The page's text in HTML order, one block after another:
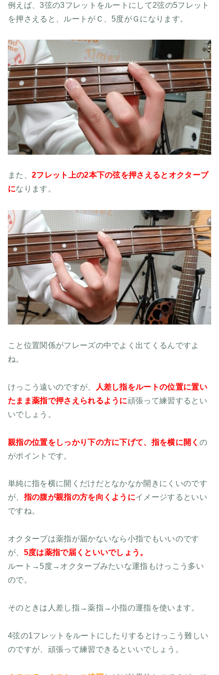
例えば、3弦の3フレットをルートにして2弦の5フレット
を押さえると、ルートがＣ、5度がＧになります。
また、 2フレット上の2本下の弦を押さえるとオクターブ
になります。
こと位置関係がフレーズの中でよく出てくるんですよ
ね。
けっこう遠いのですが、
人差し指をルートの位置に置い
たまま薬指で押さえられるように頑張って練習するとい
いでしょう。
親指の位置をしっかり下の方に下げて、指を横に開く の
がポイントです。
単純に指を横に開くだけだとなかなか開きにくいのです
が、指の腹が親指の方を向くようにイメージするといい
ですね。
オクターブは薬指が届かないなら小指でもいいのです
が、 5度は薬指で届くといいでしょう。
ルート→5度→オクターブみたいな運指もけっこう多い
ので。
そのときは人差し指→薬指→小指の運指を使います。
4弦の1フレットをルートにしたりするとけっこう難しい
のですが、頑張って練習できるといいでしょう。